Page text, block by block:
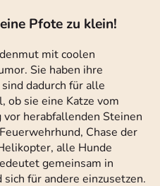
Pfote zu klein!
mit coolen
Sie haben ihre
dadurch für alle
ob sie eine Katze vom
herabfallenden Steinen
Chase der
alle Hunde
gemeinsam in
für andere einzusetzen.